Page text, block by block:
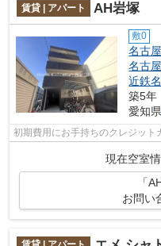
賃貸 | アパート AH岩塚
敷0
名古
名古
近鉄
築5年
愛知
初期費用にお手持ちのクレジット
現在空室
「
お問い